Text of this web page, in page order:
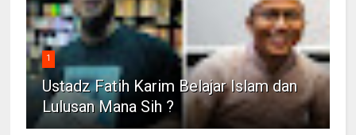
1
Ustadz Fatih Karim Belajar Islam dan
Lulusan Mana Sih ?